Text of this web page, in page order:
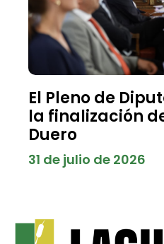
El Pleno de
la finalización
Duero
31 de julio de 2026